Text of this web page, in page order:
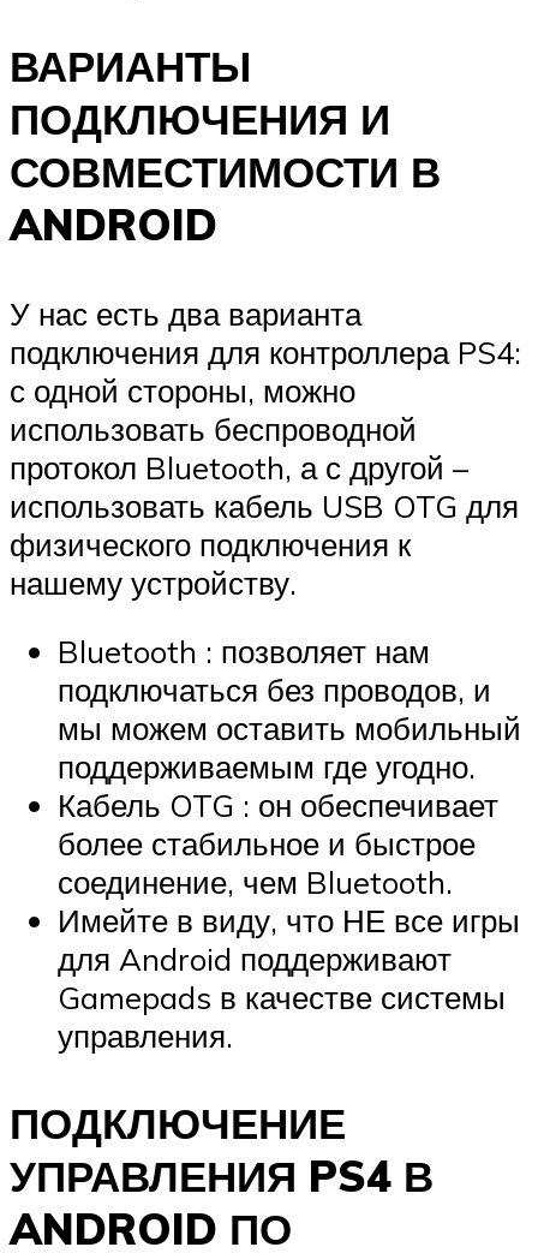
ВАРИАНТЫ
ПОДКЛЮЧЕНИЯ И
СОВМЕСТИМОСТИ В
ANDROID
У нас есть два варианта
подключения для контроллера PS4:
с одной стороны, можно
использовать беспроводной
протокол Bluetooth, а с другой –
использовать кабель USB OTG для
физического подключения к
нашему устройству.
Bluetooth : позволяет нам
подключаться без проводов, и
мы можем оставить мобильный
поддерживаемым где угодно.
Кабель OTG : он обеспечивает
более стабильное и быстрое
соединение, чем Bluetooth.
Имейте в виду, что НЕ все игры
для Android поддерживают
Gamepads в качестве системы
управления.
ПОДКЛЮЧЕНИЕ
УПРАВЛЕНИЯ PS4 В
ANDROID ПО